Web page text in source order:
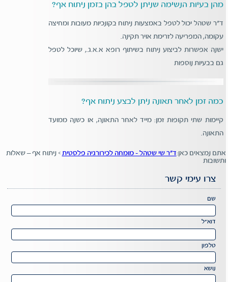
מהן בעיות הנשימה שניתן לטפל בהן בזמן ניתוח אף?
ד"ר שטהל יכול לטפל באמצעות ניתוח בקונכיות מעובות ומחיצה
עקומה, המפריעה לזרימת אויר תקינה.
ישנה אפשרות לביצוע ניתוח בשיתוף רופא א.א.ג., שיוכל לטפל
גם בבעיות נוספות
כמה זמן לאחר תאונה ניתן לבצע ניתוח אף?
קיימות שתי תקופות זמן: מייד לאחר התאונה, או כשנה ממועד
התאונה.
אתם נמצאים כאן:ד"ר שי שטהל - מומחה לכירורגיה פלסטית >ניתוח אף – שאלות
ותשובות
צרו עימי קשר
Please
this
field
empty.
שם
דוא"ל
leave
this
field
empty.
טלפון
נושא